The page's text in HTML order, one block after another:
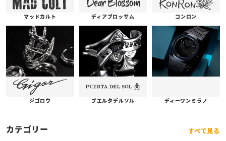
マッドカルト ディアブロッサム コンロン
ジゴロウ プエルタデルソル ディーワンミラノ
カテゴリー すべて見る